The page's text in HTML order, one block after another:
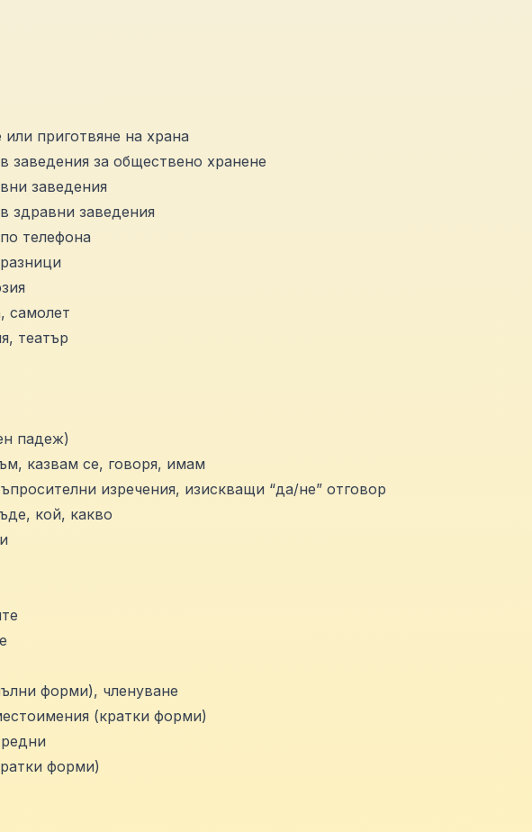
приготвяне на храна
заведения за обществено хранене
заведения
здравни заведения
телефона
самолет
театър
падеж)
казвам се, говоря, имам
изречения, изискващи “да/не” отговор
кой, какво
форми), членуване
(кратки форми)
форми)